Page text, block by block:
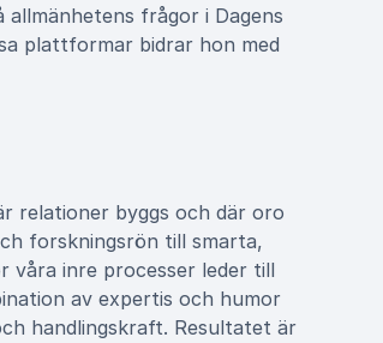
frågor i Dagens
plattformar bidrar hon med
relationer byggs och där oro
forskningsrön till smarta,
våra inre processer leder till
av expertis och humor
handlingskraft. Resultatet är